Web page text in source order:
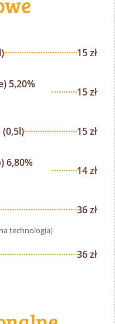
15 zł
5,20%
15 zł
15 zł
6,80%
14 zł
36 zł
technologia)
36 zł